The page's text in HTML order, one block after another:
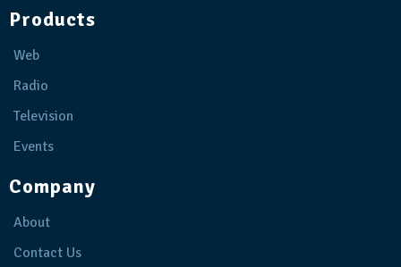
Products
Web
Radio
Television
Events
Company
About
Contact Us